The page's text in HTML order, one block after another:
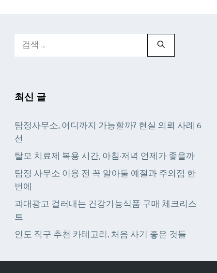
색:
최신 글
탐정사무소, 어디까지 가능할까? 현실 의뢰 사례 6
선
탈모 치료제 복용 시간, 아침·저녁 언제가 좋을까
탐정 사무소 이용 전 꼭 알아둘 예절과 주의점 한
번에
과대광고 걸러내는 건강기능식품 구매 체크리스
트
인도 직구 추천 카테고리, 처음 사기 좋은 것들